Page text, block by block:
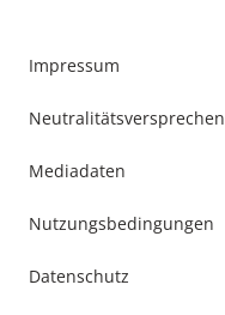
Impressum
Neutralitätsversprechen
Mediadaten
Nutzungsbedingungen
Datenschutz